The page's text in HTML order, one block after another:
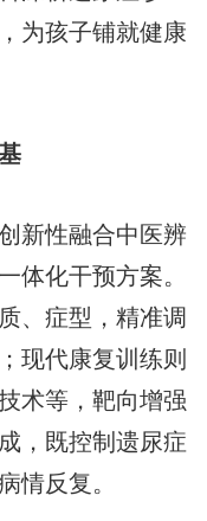
为孩子铺就健康
性融合中医辨
体化干预方案。
、症型，精准调
现代康复训练则
术等，靶向增强
，既控制遗尿症
情反复。